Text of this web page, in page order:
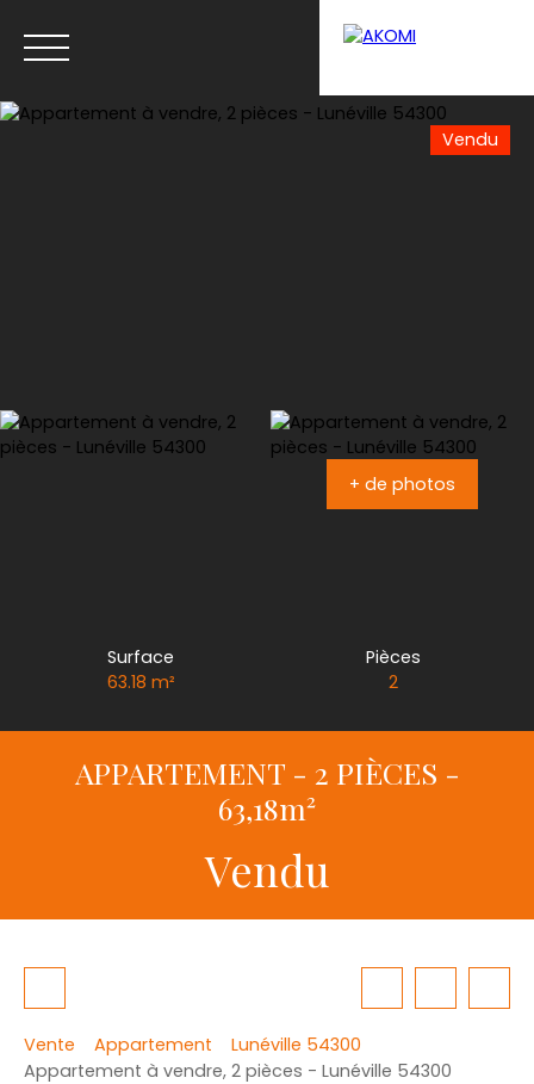
Vendu
+ de photos
Surface
63.18 m²
Pièces
2
APPARTEMENT - 2 PIÈCES -
63,18m²
Vendu
Vente Appartement
Lunéville 54300
Appartement à vendre, 2 pièces - Lunéville 54300